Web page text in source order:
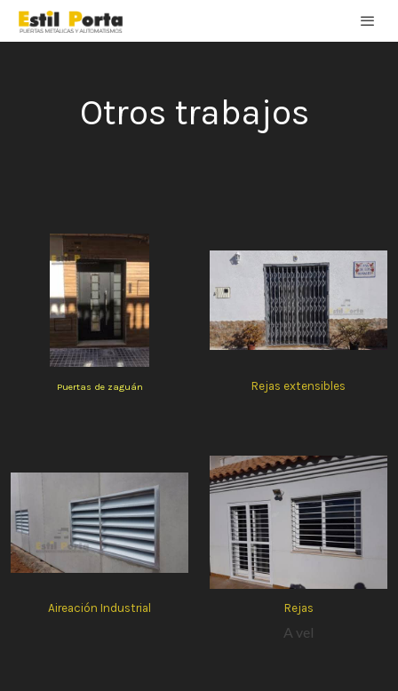
Otros trabajos
Puertas de zaguán Rejas extensibles
Aireación Industrial Rejas
A vel